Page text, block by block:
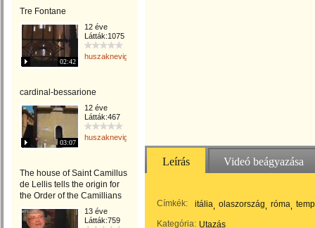
Tre Fontane
02:42
12 éve
Látták:1075
huszaknevighgabriella
cardinal-bessarione
03:07
12 éve
Látták:467
huszaknevighgabriella
The house of Saint Camillus
de Lellis tells the origin for
the Order of the Camillians
13 éve
Látták:759
Leírás Videó beágyazása
Címkék: itália olaszország róma
Kategória: Utazás